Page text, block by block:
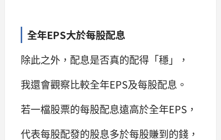
全年EPS大於每股配息
除此之外，配息是否真的配得「穩」，
我還會觀察比較全年EPS及每股配息。
若一檔股票的每股配息遠高於全年EPS，
代表每股配發的股息多於每股賺到的錢，